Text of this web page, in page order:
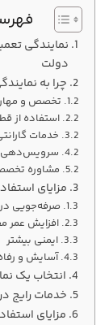
نمایندگی
دولت
چرا به
تخصص و
استفاده از
خدمات
سرویس‌دهی
مشاوره
مزایای
صرفه‌جویی
افزایش عمر
ایمنی بیشتر
آسایش و
انتخاب یک
خدمات رایج
مزایای